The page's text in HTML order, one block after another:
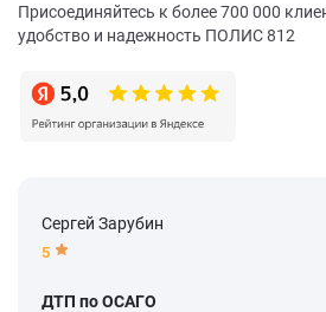
Присоединяйтесь к более 700 000
удобство и надежность ПОЛИС 812
Сергей Зарубин
5
ДТП по ОСАГО